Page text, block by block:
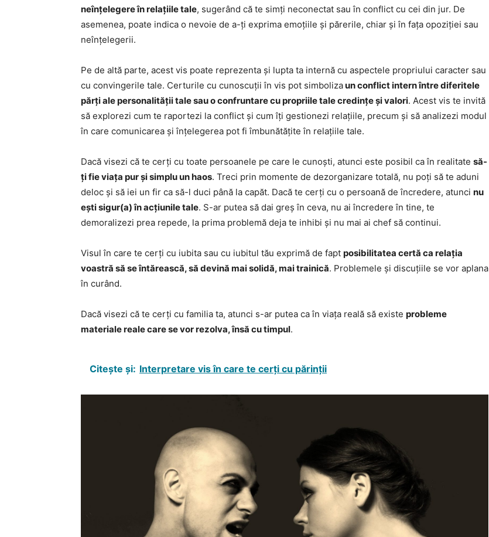
neînțelegere în relațiile tale, sugerând că te simți neconectat sau în conflict cu cei din jur. De
asemenea, poate indica o nevoie de a-ți exprima emoțiile și părerile, chiar și în fața opoziției sau
neînțelegerii.
Pe de altă parte, acest vis poate reprezenta și lupta ta internă cu aspectele propriului caracter sau
cu convingerile tale. Certurile cu cunoscuții în vis pot simbolizaun conflict intern între diferitele
părți ale personalității tale sau o confruntare cu propriile tale credințe și valori. Acest vis te invită
să explorezi cum te raportezi la conflict și cum îți gestionezi relațiile, precum și să analizezi modul
în care comunicarea și înțelegerea pot fi îmbunătățite în relațiile tale.
Dacă visezi că te cerți cu toate persoanele pe care le cunoști, atunci este posibil ca în realitate să-
ți fie viața pur și simplu un haos. Treci prin momente de dezorganizare totală, nu poți să te aduni
deloc și să iei un fir ca să-l duci până la capăt. Dacă te cerți cu o persoană de încredere, atunci nu
ești sigur(a) în acțiunile tale. S-ar putea să dai greș în ceva, nu ai încredere în tine, te
demoralizezi prea repede, la prima problemă deja te inhibi și nu mai ai chef să continui.
Visul în care te cerți cu iubita sau cu iubitul tău exprimă de fapt posibilitatea certă ca relația
voastră să se întărească, să devină mai solidă, mai trainică. Problemele și discuțiile se vor aplana
în curând.
Dacă visezi că te cerți cu familia ta, atunci s-ar putea ca în viața reală să existe probleme
materiale reale care se vor rezolva, însă cu timpul.
Citește și: Interpretare vis în care te cerți cu părinții